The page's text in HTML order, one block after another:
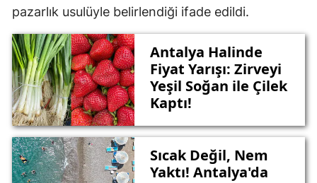
pazarlık usulüyle belirlendiği ifade edildi.
Antalya Halinde
Fiyat Yarışı: Zirveyi
Yeşil Soğan ile Çilek
Kaptı!
Sıcak Değil, Nem
Yaktı! Antalya'da